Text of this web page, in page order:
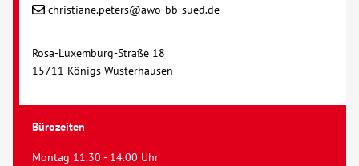
christiane.peters@awo-bb-sued.de
Rosa-Luxemburg-Straße 18
15711 Königs Wusterhausen
Bürozeiten
Montag 11.30 - 14.00 Uhr